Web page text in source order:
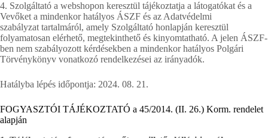
4. Szolgáltató a webshopon keresztül tájékoztatja a látogatókat és a
Vevőket a mindenkor hatályos ÁSZF és az Adatvédelmi
szabályzat tartalmáról, amely Szolgáltató honlapján keresztül
folyamatosan elérhető, megtekinthető és kinyomtatható. A jelen ÁSZF-
ben nem szabályozott kérdésekben a mindenkor hatályos Polgári
Törvénykönyv vonatkozó rendelkezései az irányadók.
Hatályba lépés időpontja: 2024. 08. 21.
FOGYASZTÓI TÁJÉKOZTATÓ a 45/2014. (II. 26.) Korm. rendelet
alapján